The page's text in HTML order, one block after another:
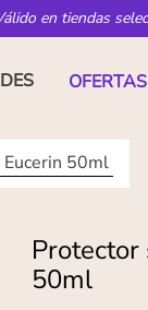
en tiendas
OFERTAS
50ml
Protector
50ml